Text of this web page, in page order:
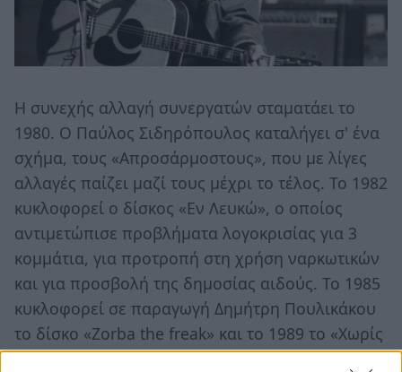
Η συνεχής αλλαγή συνεργατών σταματάει το
1980. Ο Παύλος Σιδηρόπουλος καταλήγει σ' ένα
σχήμα, τους «Απροσάρμοστους», που με λίγες
αλλαγές παίζει μαζί τους μέχρι το τέλος. Το 1982
κυκλοφορεί ο δίσκος «Εν Λευκώ», ο οποίος
αντιμετώπισε προβλήματα λογοκρισίας για 3
κομμάτια, για προτροπή στη χρήση ναρκωτικών
και για προσβολή της δημοσίας αιδούς. Το 1985
κυκλοφορεί σε παραγωγή Δημήτρη Πουλικάκου
το δίσκο «Zorba the freak» και το 1989 το «Χωρίς
Μακιγιάζ» που είναι ζωντανά ηχογραφημένος